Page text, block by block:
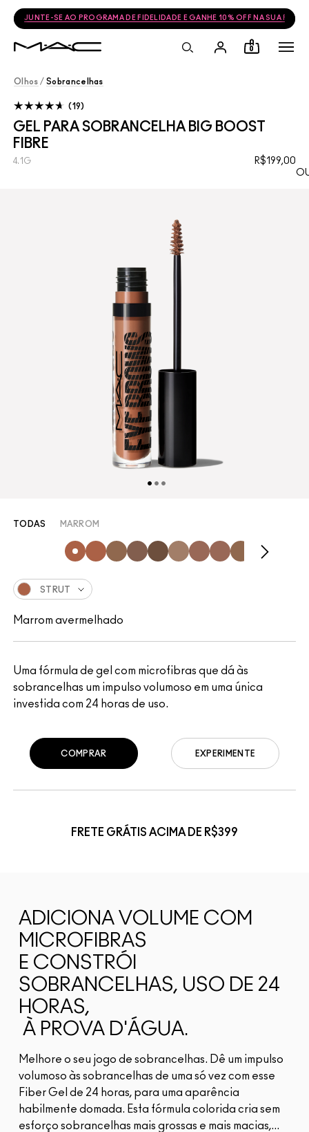
JUNTE-SE AO PROGRAMA DE FIDELIDADE E GANHE 10% OFF NA SUA
0
Olhos / Sobrancelhas
GEL PARA SOBRANCELHA BIG BOOST
FIBRE
R$199,00
4.1G
19
Uma fórmula de gel com microfibras que dá às
sobrancelhas um impulso volumoso em uma única
investida com 24 horas de uso.
TODAS MARROM
STRUT
Marrom avermelhado
EXPERIMENTE
COMPRAR
FRETE GRÁTIS ACIMA DE R$399
ADICIONA VOLUME COM
MICROFIBRAS
E CONSTRÓI
SOBRANCELHAS, USO DE 24
HORAS,
À PROVA D'ÁGUA.
Melhore o seu jogo de sobrancelhas. Dê um impulso
volumoso às sobrancelhas de uma só vez com esse
Fiber Gel de 24 horas, para uma aparência
habilmente domada. Esta fórmula colorida cria sem
esforço sobrancelhas mais grossas e mais macias,...